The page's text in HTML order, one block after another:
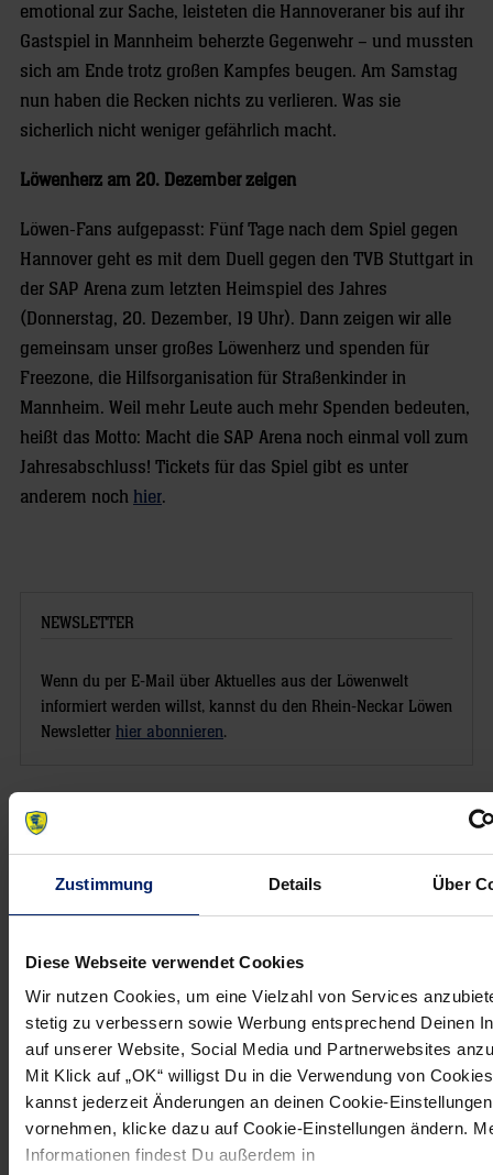
Zustimmung Details Über
Diese Webseite verwendet Cookies
Wir nutzen Cookies, um eine Vielzahl von Services
stetig zu verbessern sowie Werbung entsprechend Deinen
auf unserer Website, Social Media und Partnerwebsites
Mit Klick auf „OK“ willigst Du in die Verwendung von
kannst jederzeit Änderungen an deinen Cookie-Einstellungen
vornehmen, klicke dazu auf Cookie-Einstellungen ändern.
Informationen findest Du außerdem in
emotional zur Sache, leisteten die Hannoveraner bis auf ihr
Gastspiel in Mannheim beherzte Gegenwehr – und mussten
sich am Ende trotz großen Kampfes beugen. Am Samstag
nun haben die Recken nichts zu verlieren. Was sie
sicherlich nicht weniger gefährlich macht.
Löwenherz am 20. Dezember zeigen
Löwen-Fans aufgepasst: Fünf Tage nach dem Spiel gegen
Hannover geht es mit dem Duell gegen den TVB Stuttgart in
der SAP Arena zum letzten Heimspiel des Jahres
(Donnerstag, 20. Dezember, 19 Uhr). Dann zeigen wir alle
gemeinsam unser großes Löwenherz und spenden für
Freezone, die Hilfsorganisation für Straßenkinder in
Mannheim. Weil mehr Leute auch mehr Spenden bedeuten,
heißt das Motto: Macht die SAP Arena noch einmal voll zum
Jahresabschluss! Tickets für das Spiel gibt es unter
anderem noch hier.
NEWSLETTER
Wenn du per E-Mail über Aktuelles aus der Löwenwelt
informiert werden willst, kannst du den Rhein-Neckar Löwen
Newsletter hier abonnieren.
Post
heiß
auf
nächsten
(Heim-)Sieg
sich
über
Nähe
zu
den